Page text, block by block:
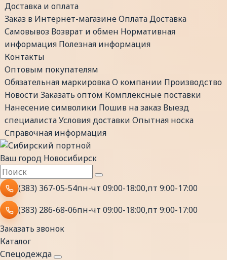
Доставка и оплата
Заказ в Интернет-магазинеОплатаДоставка
Самовывоз Возврат и обмен Нормативная
информация Полезная информация
Контакты
Оптовым покупателям
Обязательная маркировкаО компании Производство
Новости Заказать оптом Комплексные поставки
Нанесение символики Пошив на заказ Выезд
специалистаУсловия доставки Опытная носка
Справочная информация
Ваш город Новосибирск
(383) 367-05-54пн-чт 09:00-18:00,пт 9:00-17:00
(383) 286-68-06пн-чт 09:00-18:00,пт 9:00-17:00
Заказать звонок
Каталог
Спецодежда